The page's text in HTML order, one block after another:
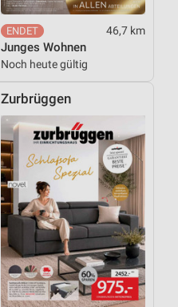
46,7 km
Junges Wohnen
Noch heute gültig
Zurbrüggen